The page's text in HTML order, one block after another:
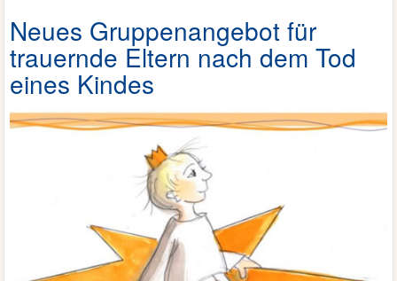
Neues Gruppenangebot für
trauernde Eltern nach dem Tod
eines Kindes